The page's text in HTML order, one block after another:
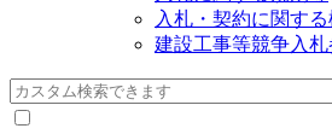
入札・契約に関す
建設工事等競争入